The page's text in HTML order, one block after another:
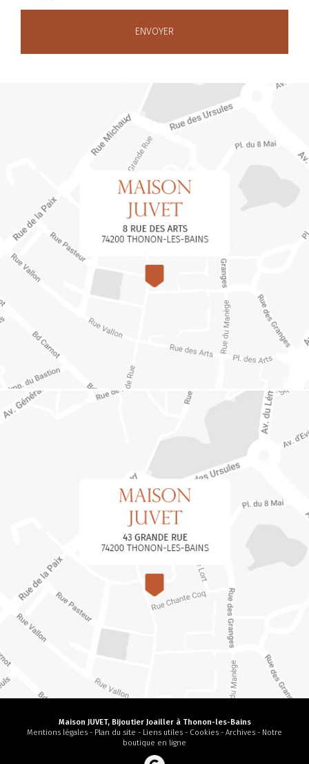
Maison JUVET, Bijoutier Joailler à Thonon-les-Bains
Mentions légales - Plan du site - Liens utiles - Cookies - Archives - Notre
boutique en ligne